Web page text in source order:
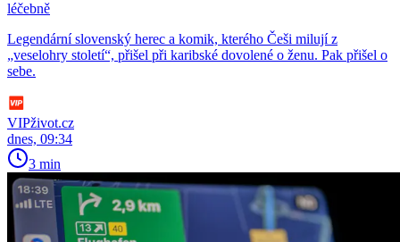
léčebně
Legendární slovenský herec a komik, kterého Češi milují z
„veselohry století“, přišel při karibské dovolené o ženu. Pak přišel o
sebe.
VIPživot.cz
dnes, 09:34
3 min